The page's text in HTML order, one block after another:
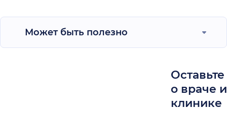
Может быть полезно
о враче
клинике